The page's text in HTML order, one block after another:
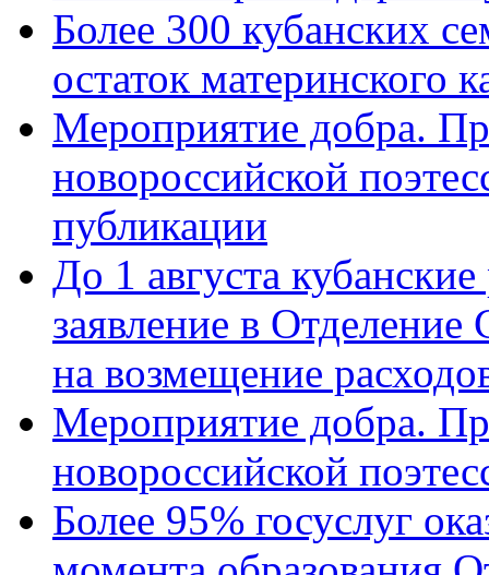
Более 300 кубанских
остаток материнского
Мероприятие добра.
новороссийской
публикации
До 1 августа
заявление в
на возмещение
Мероприятие добра.
новороссийской
Более 95% госуслуг